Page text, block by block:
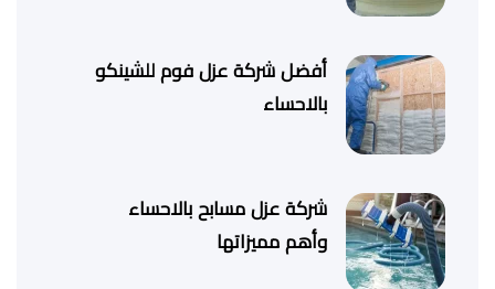
أفضل شركة عزل فوم للشينكو
بالاحساء
شركة عزل مسابح بالاحساء
وأهم مميزاتها